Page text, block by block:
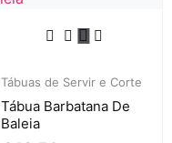
Tábuas de Servir e Corte
Tábua Barbatana De
Baleia